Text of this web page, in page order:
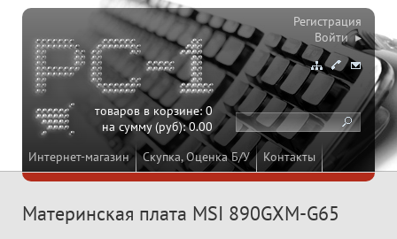
Интернет-магазин Скупка, Оценка Б/У Контакты
товаров в корзине:0
на сумму (руб):0.00
Регистрация
Войти ▸
Материнская плата MSI 890GXM-G65